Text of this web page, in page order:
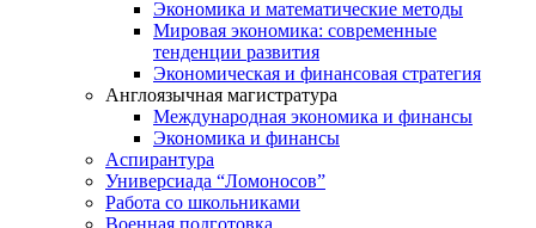
Экономика и математические методы
Мировая экономика: современные
тенденции развития
Экономическая и финансовая стратегия
Англоязычная магистратура
Международная экономика и финансы
Экономика и финансы
Аспирантура
Универсиада “Ломоносов”
Работа со школьниками